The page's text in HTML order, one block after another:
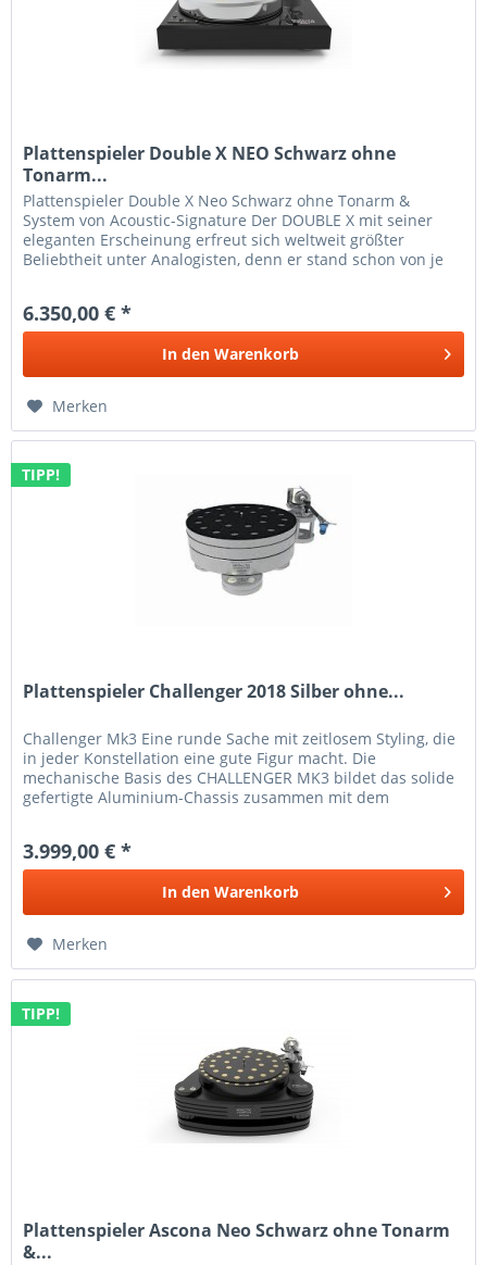
Plattenspieler Double X NEO Schwarz ohne
Tonarm...
Plattenspieler Double X Neo Schwarz ohne Tonarm &
System von Acoustic-Signature Der DOUBLE X mit seiner
eleganten Erscheinung erfreut sich weltweit größter
Beliebtheit unter Analogisten, denn er stand schon von je
6.350,00 € *
In den Warenkorb
Merken
TIPP!
Plattenspieler Challenger 2018 Silber ohne...
Challenger Mk3 Eine runde Sache mit zeitlosem Styling, die
in jeder Konstellation eine gute Figur macht. Die
mechanische Basis des CHALLENGER MK3 bildet das solide
gefertigte Aluminium-Chassis zusammen mit dem
3.999,00 € *
In den Warenkorb
Merken
TIPP!
Plattenspieler Ascona Neo Schwarz ohne Tonarm
&...